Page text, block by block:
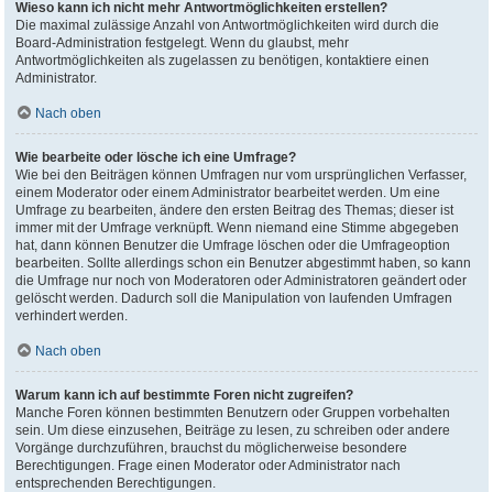
Wieso kann ich nicht mehr Antwortmöglichkeiten erstellen?
Die maximal zulässige Anzahl von Antwortmöglichkeiten wird durch die
Board-Administration festgelegt. Wenn du glaubst, mehr
Antwortmöglichkeiten als zugelassen zu benötigen, kontaktiere einen
Administrator.
Nach oben
Wie bearbeite oder lösche ich eine Umfrage?
Wie bei den Beiträgen können Umfragen nur vom ursprünglichen Verfasser,
einem Moderator oder einem Administrator bearbeitet werden. Um eine
Umfrage zu bearbeiten, ändere den ersten Beitrag des Themas; dieser ist
immer mit der Umfrage verknüpft. Wenn niemand eine Stimme abgegeben
hat, dann können Benutzer die Umfrage löschen oder die Umfrageoption
bearbeiten. Sollte allerdings schon ein Benutzer abgestimmt haben, so kann
die Umfrage nur noch von Moderatoren oder Administratoren geändert oder
gelöscht werden. Dadurch soll die Manipulation von laufenden Umfragen
verhindert werden.
Nach oben
Warum kann ich auf bestimmte Foren nicht zugreifen?
Manche Foren können bestimmten Benutzern oder Gruppen vorbehalten
sein. Um diese einzusehen, Beiträge zu lesen, zu schreiben oder andere
Vorgänge durchzuführen, brauchst du möglicherweise besondere
Berechtigungen. Frage einen Moderator oder Administrator nach
entsprechenden Berechtigungen.